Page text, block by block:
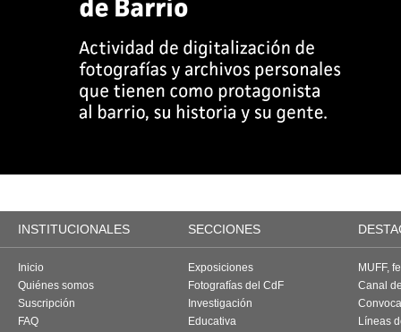
INSTITUCIONALES SECCIONES
Inicio
Quiénes somos
Suscripción
FAQ
Exposiciones
Fotografías del CdF
Investigación
Educativa
MUFF,
Canal
Líneas